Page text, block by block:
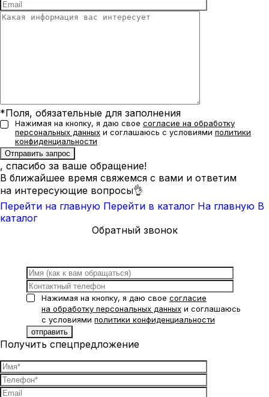
*Поля, обязательные для заполнения
Нажимая на кнопку, я даю свое согласие на обработку
персональных данных и соглашаюсь с условиями политики
конфиденциальности
, спасибо за ваше обращение!
В ближайшее время свяжемся с вами и ответим
на интересующие вопросы👌
Перейти на главную Перейти в каталог На главную В
каталог
Обратный звонок
Нажимая на кнопку, я даю свое согласие
на обработку персональных данных и соглашаюсь
с условиями политики конфиденциальности
Получить спецпредложение